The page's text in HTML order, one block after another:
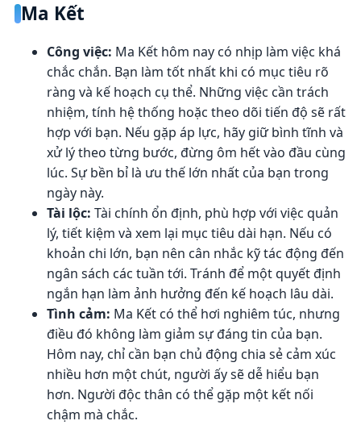
Ma Kết
Công việc: Ma Kết hôm nay có nhịp làm việc khá
chắc chắn. Bạn làm tốt nhất khi có mục tiêu rõ
ràng và kế hoạch cụ thể. Những việc cần trách
nhiệm, tính hệ thống hoặc theo dõi tiến độ sẽ rất
hợp với bạn. Nếu gặp áp lực, hãy giữ bình tĩnh và
xử lý theo từng bước, đừng ôm hết vào đầu cùng
lúc. Sự bền bỉ là ưu thế lớn nhất của bạn trong
ngày này.
Tài lộc: Tài chính ổn định, phù hợp với việc quản
lý, tiết kiệm và xem lại mục tiêu dài hạn. Nếu có
khoản chi lớn, bạn nên cân nhắc kỹ tác động đến
ngân sách các tuần tới. Tránh để một quyết định
ngắn hạn làm ảnh hưởng đến kế hoạch lâu dài.
Tình cảm: Ma Kết có thể hơi nghiêm túc, nhưng
điều đó không làm giảm sự đáng tin của bạn.
Hôm nay, chỉ cần bạn chủ động chia sẻ cảm xúc
nhiều hơn một chút, người ấy sẽ dễ hiểu bạn
hơn. Người độc thân có thể gặp một kết nối
chậm mà chắc.